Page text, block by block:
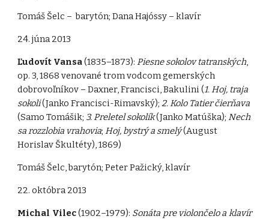
Tomáš Šelc – barytón; Dana Hajóssy – klavír
24. júna 2013
Ľudovít Vansa(1835–1873):Piesne sokolov tatranských,
op. 3, 1868 venované trom vodcom gemerských
dobrovoľníkov – Daxner, Francisci, Bakulini (1. Hoj, traja
sokoli(Janko Francisci-Rimavský);2.Kolo Tatier čierňava
(Samo Tomášik; 3.Preletel sokolík(Janko Matúška);Nech
sa rozzlobia vrahovia;Hoj, bystrý a smelý(August
Horislav Škultéty), 1869)
Tomáš Šelc, barytón; Peter Pažický, klavír
22. októbra 2013
Michal Vilec(1902–1979): Sonáta pre violončelo a klavír